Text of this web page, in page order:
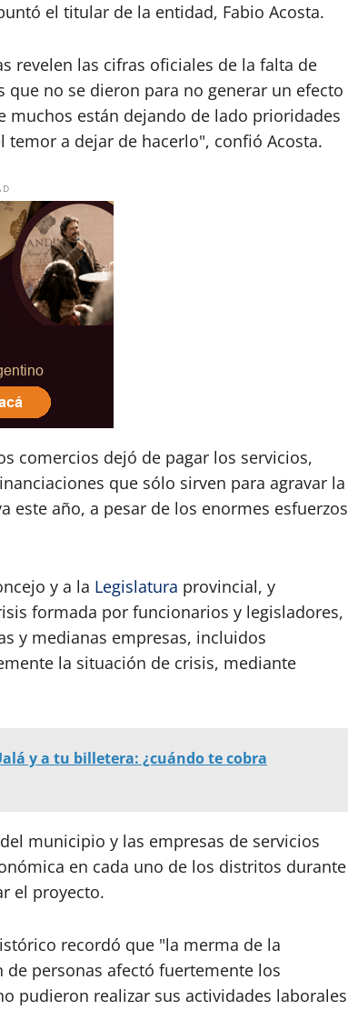
el titular de la entidad, Fabio Acosta.
revelen las cifras oficiales de la falta de
que no se dieron para no generar un efecto
están dejando de lado prioridades
temor a dejar de hacerlo", confió Acosta.
comercios dejó de pagar los servicios,
que sólo sirven para agravar la
año, a pesar de los enormes esfuerzos
y a la Legislatura provincial, y
formada por funcionarios y legisladores,
y medianas empresas, incluidos
la situación de crisis, mediante
y a tu billetera: ¿cuándo te cobra
municipio y las empresas de servicios
en cada uno de los distritos durante
el proyecto.
recordó que "la merma de la
personas afectó fuertemente los
pudieron realizar sus actividades laborales